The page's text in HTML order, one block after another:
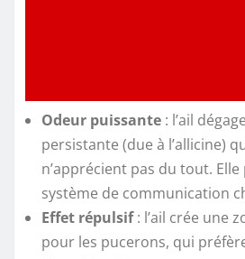
Odeur puissante : l’ail
persistante (due à l’allicine)
n’apprécient pas du tout.
système de communication
Effet répulsif: l’ail crée une
pour les pucerons, qui